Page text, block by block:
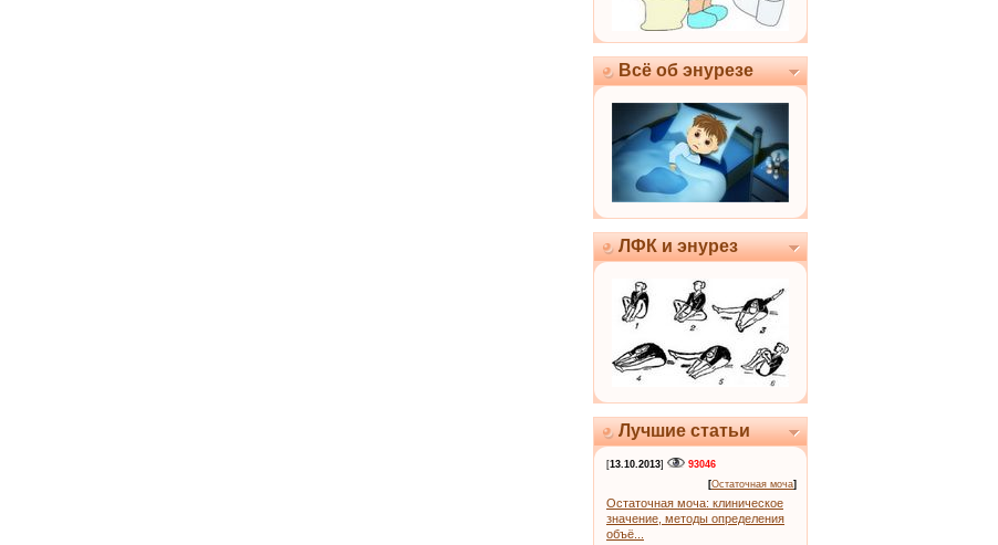
Всё об энурезе
ЛФК и энурез
Лучшие статьи
[13.10.2013]
93046
[Остаточная моча]
Остаточная моча: клиническое
значение, методы определения
объё...